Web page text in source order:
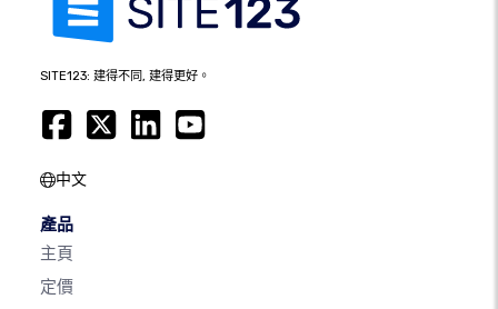
SITE123: 建得不同, 建得更好。
中文
產品
主頁
定價